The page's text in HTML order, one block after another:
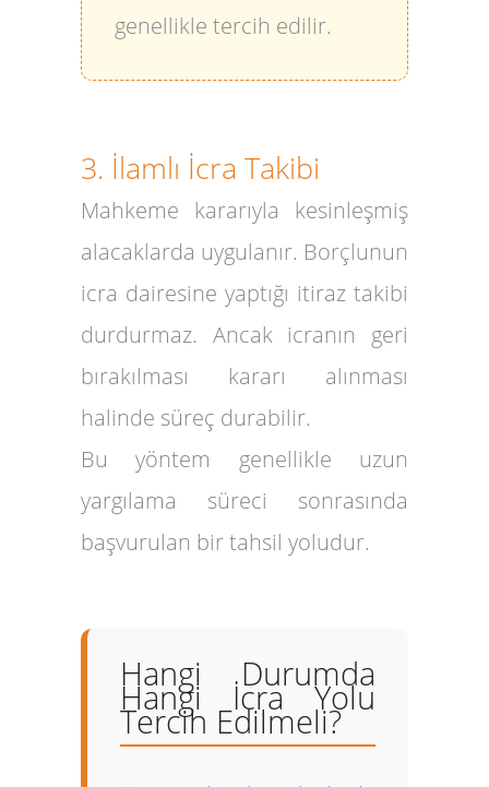
genellikle tercih edilir.
3. İlamlı İcra Takibi
Mahkeme kararıyla kesinleşmiş
alacaklarda uygulanır. Borçlunun
icra dairesine yaptığı itiraz takibi
durdurmaz. Ancak icranın geri
bırakılması kararı alınması
halinde süreç durabilir.
Bu yöntem genellikle uzun
yargılama süreci sonrasında
başvurulan bir tahsil yoludur.
Hangi Durumda
Hangi İcra Yolu
Tercih Edilmeli?